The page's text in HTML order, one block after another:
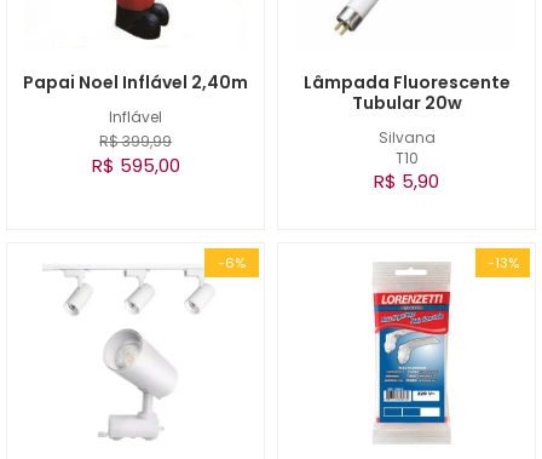
Inflável
Papai Noel Inflável 2,40m
R$ 399,99
R$ 595,00
Silvana
T10
Lâmpada Fluorescente
Tubular 20w
R$ 5,90
-6% -13%